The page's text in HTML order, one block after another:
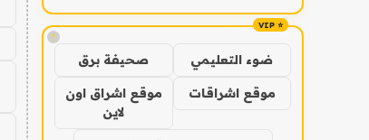
!
ضوء التعليمي صحيفة برق
موقع اشراقات
موقع اشراق اون
لاين